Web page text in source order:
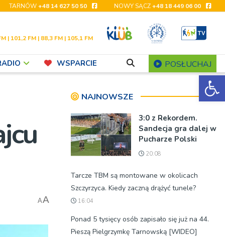
TARNÓW+48 14 627 50 50 NOWY SĄCZ+48 18 449 06 00
| 101,2 FM | 88,3 FM | 105,1 FM
WSPARCIE POSŁUCHAJ
AA
NAJNOWSZE
3:0 z Rekordem.
Sandecja gra dalej w
Pucharze Polski
20:08
Tarcze TBM są montowane w okolicach
Szczyrzyca. Kiedy zaczną drążyć tunele?
16:04
Ponad 5 tysięcy osób zapisało się już na 44.
Pieszą Pielgrzymkę Tarnowską [WIDEO]